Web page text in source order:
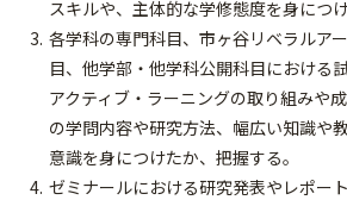
スキルや、主体的な学修態度を身につ
各学科の専門科目、市ヶ谷リベラルア
目、他学部・他学科公開科目における
アクティブ・ラーニングの取り組みや
の学問内容や研究方法、幅広い知識や
意識を身につけたか、把握する。
ゼミナールにおける研究発表やレポー